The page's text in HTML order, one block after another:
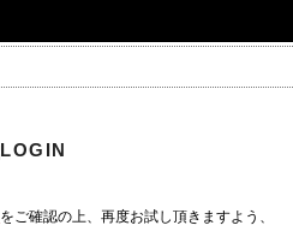
をご確認の上、再度お試し頂きますよう、